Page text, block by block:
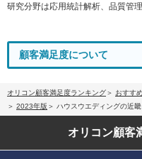
研究分野は応用統計解析、品質管
顧客満足度について
オリコン顧客満足度ランキング
おすす
2023年版
ハウスウエディングの近
オリコン顧客